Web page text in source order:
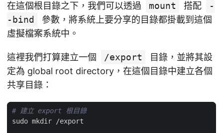
在這個根目錄之下，我們可以透過
mount 搭配
-
-bind
參數，將系統上要分享的目錄都掛載到這個
虛擬檔案系統中。
這裡我們打算建立一個 /export
目錄，並將其設
定為 global root directory，在這個目錄中建立各個
共享目錄：
# 建立 export 根目錄